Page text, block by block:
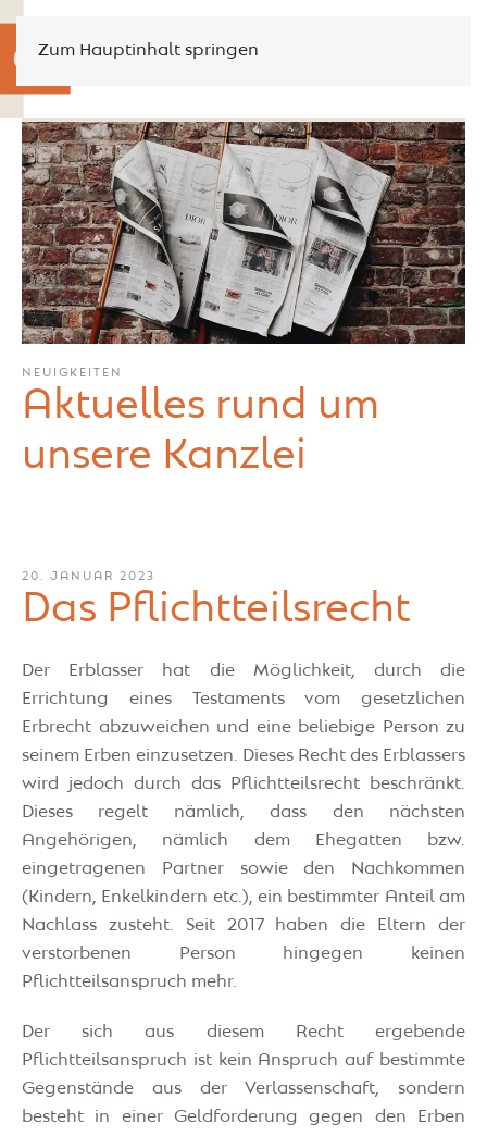
Zum Hauptinhalt springen
NEUIGKEITEN
Aktuelles rund um
unsere Kanzlei
20. JANUAR 2023
Das Pflichtteilsrecht
Der Erblasser hat die Möglichkeit, durch die
Errichtung eines Testaments vom gesetzlichen
Erbrecht abzuweichen und eine beliebige Person zu
seinem Erben einzusetzen. Dieses Recht des Erblassers
wird jedoch durch das Pflichtteilsrecht beschränkt.
Dieses regelt nämlich, dass den nächsten
Angehörigen, nämlich dem Ehegatten bzw.
eingetragenen Partner sowie den Nachkommen
(Kindern, Enkelkindern etc.), ein bestimmter Anteil am
Nachlass zusteht. Seit 2017 haben die Eltern der
verstorbenen Person hingegen keinen
Pflichtteilsanspruch mehr.
Der sich aus diesem Recht ergebende
Pflichtteilsanspruch ist kein Anspruch auf bestimmte
Gegenstände aus der Verlassenschaft, sondern
besteht in einer Geldforderung gegen den Erben